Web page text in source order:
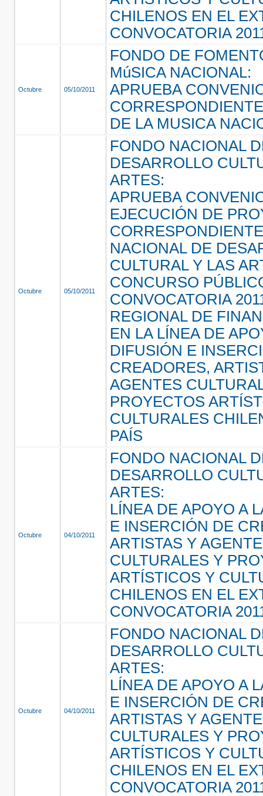
CHILENOS EN EL
CONVOCATORIA
Octubre 05/10/2011
FONDO DE
MúSICA NACIONAL:
APRUEBA
DE LA MUSICA
Octubre 05/10/2011
FONDO NACIONAL
DESARROLLO
ARTES:
APRUEBA
EJECUCIÓN DE
NACIONAL DE
CULTURAL Y LAS
CONCURSO
CONVOCATORIA
REGIONAL DE
EN LA LÍNEA DE
DIFUSIÓN E
CREADORES,
AGENTES
PROYECTOS
CULTURALES
PAÍS
Octubre 04/10/2011
FONDO NACIONAL
DESARROLLO
ARTES:
LÍNEA DE APOYO A
E INSERCIÓN DE
ARTISTAS Y
CULTURALES Y
ARTÍSTICOS Y
CHILENOS EN EL
CONVOCATORIA
Octubre 04/10/2011
FONDO NACIONAL
DESARROLLO
ARTES:
LÍNEA DE APOYO A
E INSERCIÓN DE
ARTISTAS Y
CULTURALES Y
ARTÍSTICOS Y
CHILENOS EN EL
CONVOCATORIA